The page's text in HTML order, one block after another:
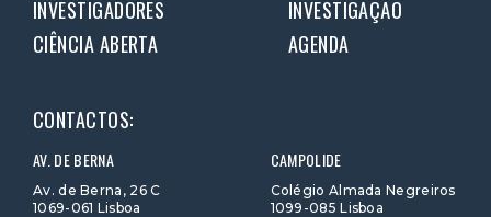
INVESTIGADORES
INVESTIGAÇÃO
CIÊNCIA ABERTA
AGENDA
CONTACTOS:
AV. DE BERNA
Av. de Berna, 26 C
1069-061 Lisboa
CAMPOLIDE
Colégio Almada Negreiros
1099-085 Lisboa